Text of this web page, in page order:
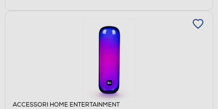
ACCESSORI HOME ENTERTAINMENT